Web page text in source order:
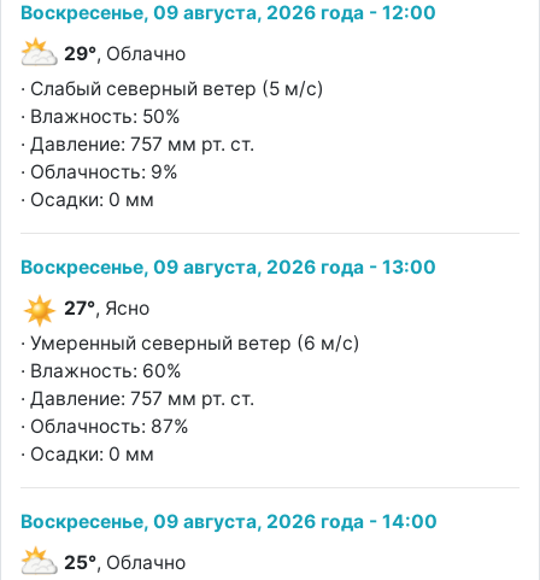
Воскресенье, 09 августа, 2026 года - 12:00
29°, Облачно
· Слабый северный ветер (5 м/с)
· Влажность: 50%
· Давление: 757 мм рт. ст.
· Облачность: 9%
· Осадки: 0 мм
Воскресенье, 09 августа, 2026 года - 13:00
27°, Ясно
· Умеренный северный ветер (6 м/с)
· Влажность: 60%
· Давление: 757 мм рт. ст.
· Облачность: 87%
· Осадки: 0 мм
Воскресенье, 09 августа, 2026 года - 14:00
25°, Облачно